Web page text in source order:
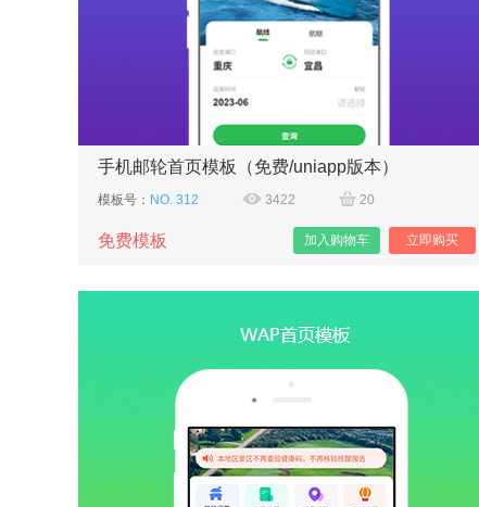
手机邮轮首页模板（免费/uniapp版本）
模板号： NO. 312 3422 20
免费模板 立即购买
加入购物车